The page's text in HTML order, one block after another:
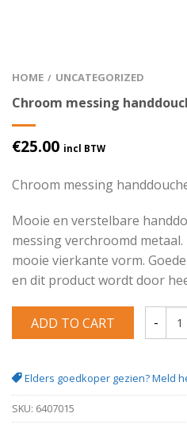
HOME / UNCATEGORIZED
Chroom messing
€25.00 incl BTW
Chroom messing
Mooie en verstelbare
messing verchroomd
mooie vierkante vorm.
en dit product wordt door
ADD TO CART
Elders goedkoper gezien? Meld
SKU: 6407015